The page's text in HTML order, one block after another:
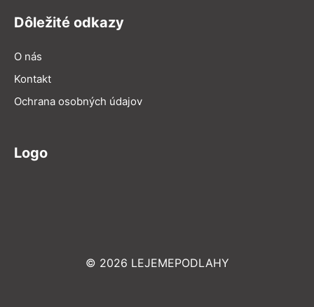
Dôležité odkazy
O nás
Kontakt
Ochrana osobných údajov
Logo
© 2026 LEJEMEPODLAHY